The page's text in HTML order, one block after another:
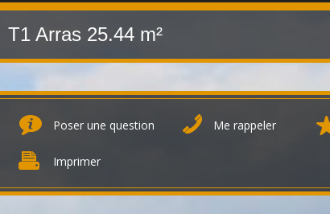
T1 Arras 25.44 m²
Poser une question Me rappeler
Imprimer